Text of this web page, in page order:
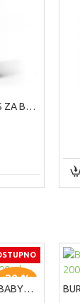
MARISOL JET SPREJ ZA NOS ZA BEBE I DECU, 120ML
-20 %
BURRA SUN 100% MINERAL BABY&KIDS MILK SPF 50+ 100ml